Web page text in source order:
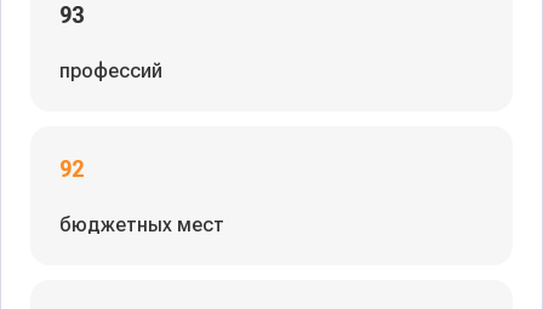
93
профессий
92
бюджетных мест